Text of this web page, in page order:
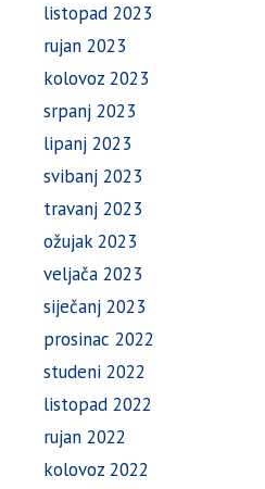
listopad 2023
rujan 2023
kolovoz 2023
srpanj 2023
lipanj 2023
svibanj 2023
travanj 2023
ožujak 2023
veljača 2023
siječanj 2023
prosinac 2022
studeni 2022
listopad 2022
rujan 2022
kolovoz 2022